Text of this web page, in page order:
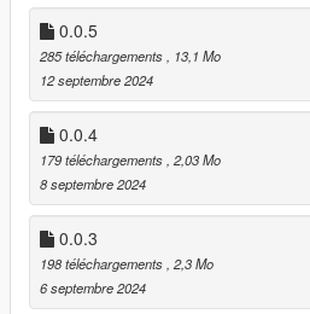
0.0.5
285 téléchargements, 13,1 Mo
12 septembre 2024
0.0.4
179 téléchargements, 2,03 Mo
8 septembre 2024
0.0.3
198 téléchargements, 2,3 Mo
6 septembre 2024